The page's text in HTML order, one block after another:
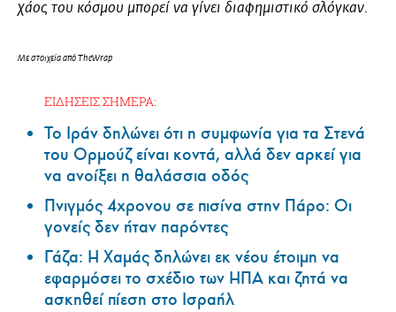
χάος του κόσμου μπορεί να γίνει διαφημιστικό σλόγκαν.
Με στοιχεία από TheWrap
ΕΙΔΗΣΕΙΣ ΣΗΜΕΡΑ:
Το Ιράν δηλώνει ότι η συμφωνία για τα Στενά
του Ορμούζ είναι κοντά, αλλά δεν αρκεί για
να ανοίξει η θαλάσσια οδός
Πνιγμός 4χρονου σε πισίνα στην Πάρο: Οι
γονείς δεν ήταν παρόντες
Γάζα: Η Χαμάς δηλώνει εκ νέου έτοιμη να
εφαρμόσει το σχέδιο των ΗΠΑ και ζητά να
ασκηθεί πίεση στο Ισραήλ